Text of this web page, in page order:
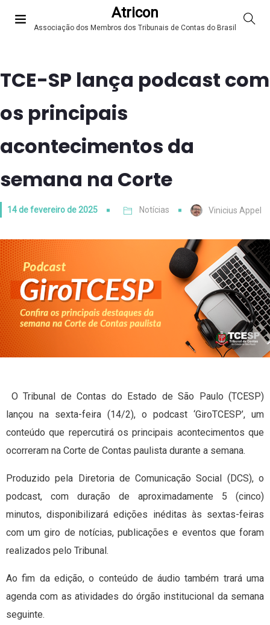
Atricon
Associação dos Membros dos Tribunais de Contas do Brasil
TCE-SP lança podcast com
os principais
acontecimentos da
semana na Corte
14 de fevereiro de 2025 Notícias Vinicius Appel
O Tribunal de Contas do Estado de São Paulo (TCESP)
lançou na sexta-feira (14/2), o podcast ‘GiroTCESP’, um
conteúdo que repercutirá os principais acontecimentos que
ocorreram na Corte de Contas paulista durante a semana.
Produzido pela Diretoria de Comunicação Social (DCS), o
podcast, com duração de aproximadamente 5 (cinco)
minutos, disponibilizará edições inéditas às sextas-feiras
com um giro de notícias, publicações e eventos que foram
realizados pelo Tribunal.
Ao fim da edição, o conteúdo de áudio também trará uma
agenda com as atividades do órgão institucional da semana
seguinte.